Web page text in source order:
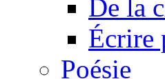
De la
Écrire
Poésie